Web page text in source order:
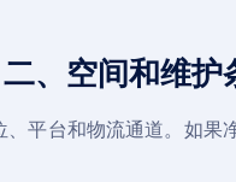
二、空间和维护
平台和物流通道。如